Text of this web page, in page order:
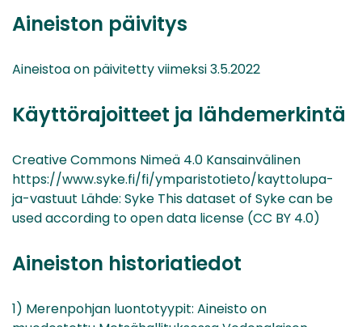
Aineiston päivitys
Aineistoa on päivitetty viimeksi 3.5.2022
Käyttörajoitteet ja lähdemerkintä
Creative Commons Nimeä 4.0 Kansainvälinen
https://www.syke.fi/fi/ymparistotieto/kayttolupa-
ja-vastuut Lähde: Syke This dataset of Syke can be
used according to open data license (CC BY 4.0)
Aineiston historiatiedot
1) Merenpohjan luontotyypit: Aineisto on